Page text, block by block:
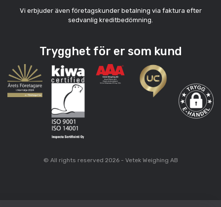
Vi erbjuder även företagskunder betalning via faktura efter
sedvanlig kreditbedömning.
Trygghet för er som kund
© All rights reserved 2026 - Vetek Weighing AB